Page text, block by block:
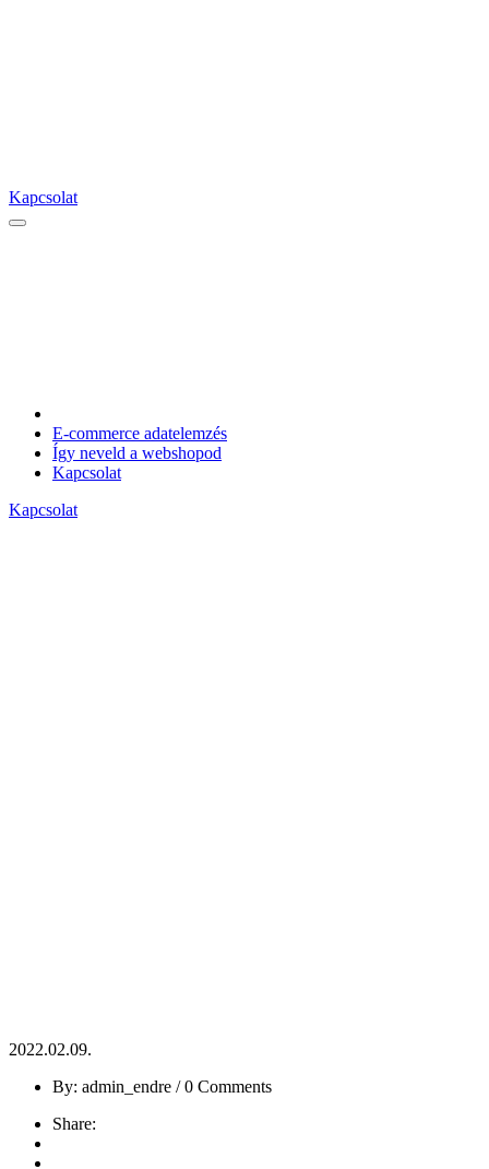
Kapcsolat
E-commerce adatelemzés
Így neveld a webshopod
Kapcsolat
Kapcsolat
2022.02.09.
By: admin_endre / 0 Comments
Share: